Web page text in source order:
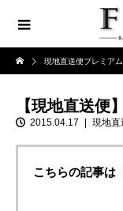
現地直送便プレミアム
【現地直送便
2015.04.17 現地直
こちらの記事は